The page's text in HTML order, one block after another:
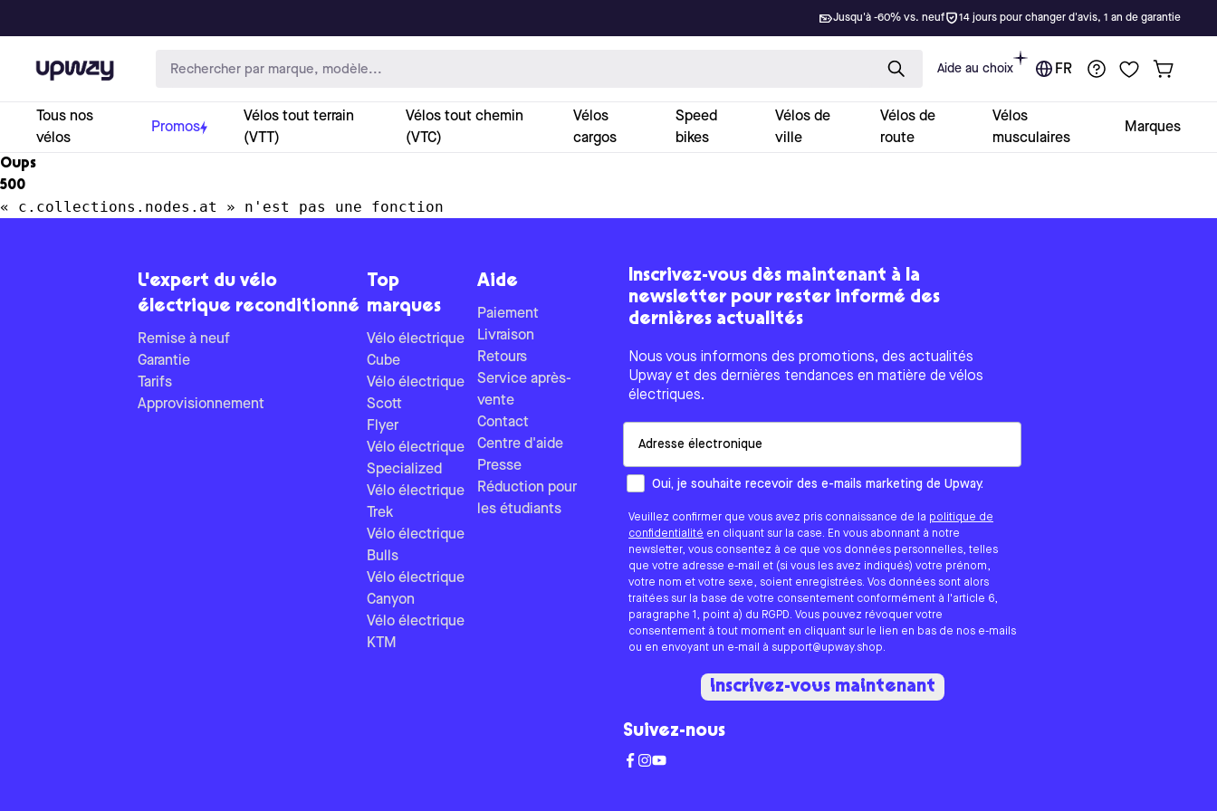
Jusqu'à -60% vs. neuf 14 jours pour changer d'avis, 1 an de garantie
Upway Aide au choix FR
Tous nos
vélos
Promos
Vélos tout terrain
(VTT)
Vélos tout chemin
(VTC)
Vélos
cargos
Speed
bikes
Vélos de
ville
Vélos de
route
Vélos
musculaires
Marques
Oups
500
« c.collections.nodes.at » n'est pas une fonction
L'expert du vélo
électrique reconditionné
Remise à neuf
Garantie
Tarifs
Approvisionnement
Top
marques
Vélo électrique
Cube
Vélo électrique
Scott
Flyer
Vélo électrique
Specialized
Vélo électrique
Trek
Vélo électrique
Bulls
Vélo électrique
Canyon
Vélo électrique
KTM
Aide
Paiement
Livraison
Retours
Service après-
vente
Contact
Centre d'aide
Presse
Réduction pour
les étudiants
Inscrivez-vous dès maintenant à la
newsletter pour rester informé des
dernières actualités
Nous vous informons des promotions, des actualités
Upway et des dernières tendances en matière de vélos
électriques.
Comment aimeriez-vous que nous vous contactions ?
Oui, je souhaite recevoir des e-mails marketing de Upway.
Veuillez confirmer que vous avez pris connaissance de la politique de
confidentialité en cliquant sur la case. En vous abonnant à notre
newsletter, vous consentez à ce que vos données personnelles, telles
que votre adresse e-mail et (si vous les avez indiqués) votre prénom,
votre nom et votre sexe, soient enregistrées. Vos données sont alors
traitées sur la base de votre consentement conformément à l'article 6,
paragraphe 1, point a) du RGPD. Vous pouvez révoquer votre
consentement à tout moment en cliquant sur le lien en bas de nos e-mails
ou en envoyant un e-mail à support@upway.shop.
Inscrivez-vous maintenant
Suivez-nous